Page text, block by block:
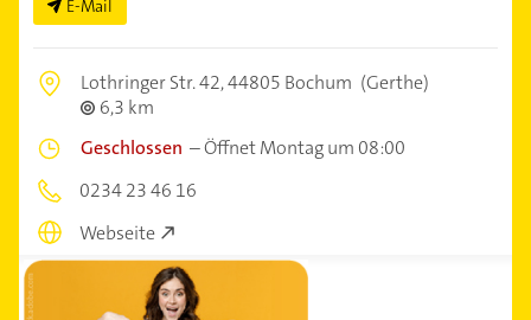
E-Mail
Lothringer Str. 42,44805 Bochum (Gerthe)
6,3 km
Geschlossen –Öffnet Montag um 08:00
0234 23 46 16
Webseite